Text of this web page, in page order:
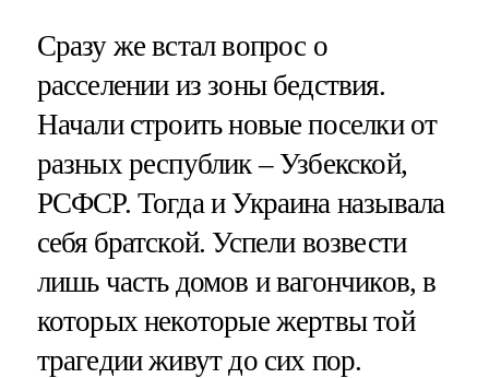
Сразу же встал вопрос о
расселении из зоны бедствия.
Начали строить новые поселки от
разных республик – Узбекской,
РСФСР. Тогда и Украина называла
себя братской. Успели возвести
лишь часть домов и вагончиков, в
которых некоторые жертвы той
трагедии живут до сих пор.